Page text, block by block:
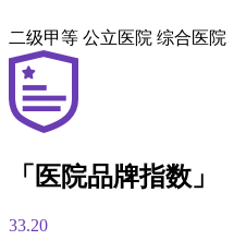
二级甲等 公立医院 综合医院
「医院品牌指数」
33.20